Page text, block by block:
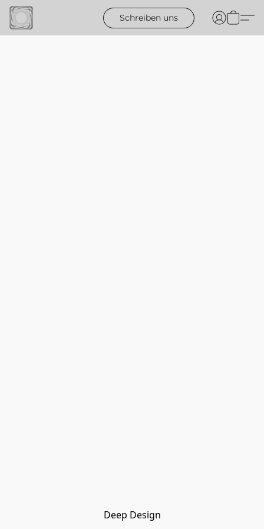
Schreiben uns
Deep Design